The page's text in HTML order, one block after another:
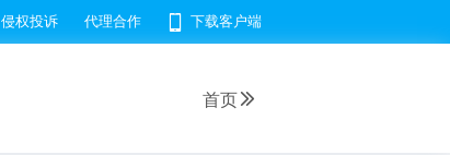
侵权投诉 代理合作 下载客户端
首页